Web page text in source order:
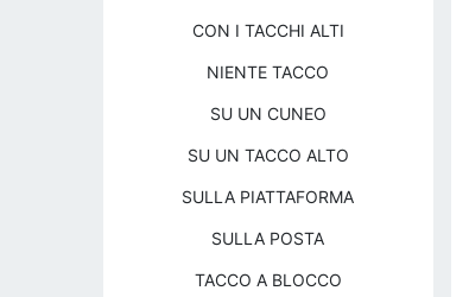
CON I TACCHI ALTI
NIENTE TACCO
SU UN CUNEO
SU UN TACCO ALTO
SULLA PIATTAFORMA
SULLA POSTA
TACCO A BLOCCO